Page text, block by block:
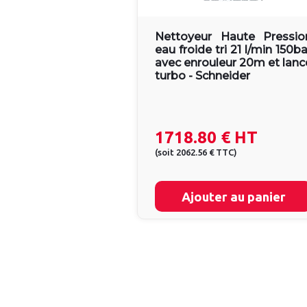
Nettoyeur Haute
eau froide tri 21 l/min
avec enrouleur 20m et
turbo - Schneider
1718.80 € HT
(soit 2062.56 € TTC)
Ajouter au panier